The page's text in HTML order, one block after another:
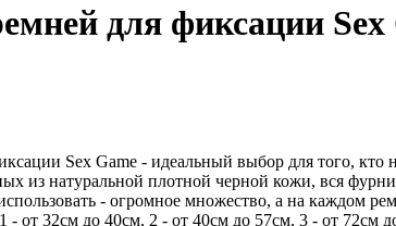
для фиксации Sex
Sex Game - идеальный выбор для того,
из натуральной плотной черной кожи, вся
- огромное множество, а на каждом
- от 32см до 40см, 2 - от 40см до 57см, 3 - от